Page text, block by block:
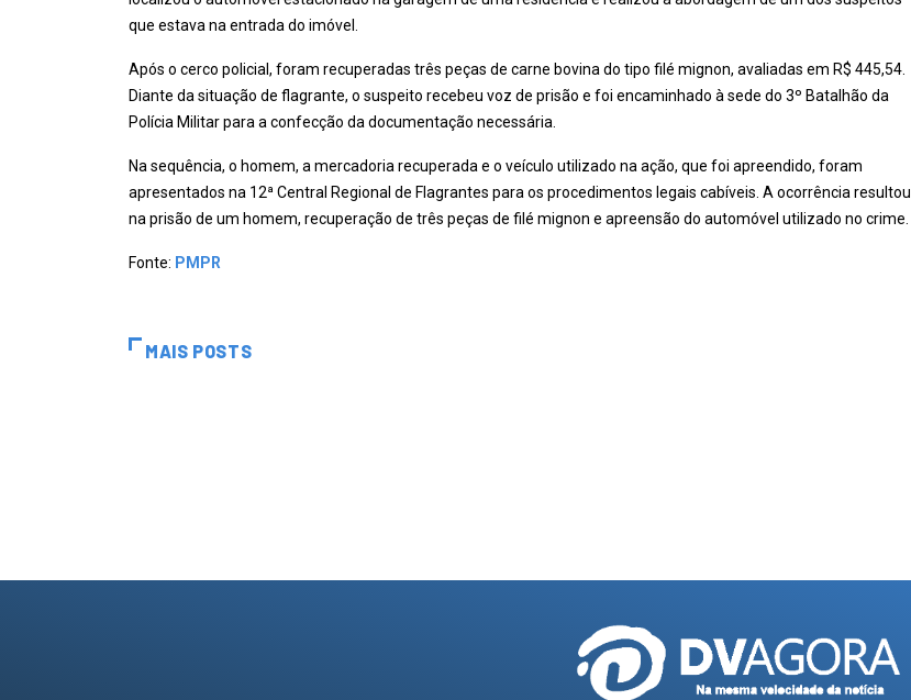
que estava na entrada do imóvel.
Após o cerco policial, foram recuperadas três peças de carne bovina do tipo filé mignon, avaliadas em R$ 445,54.
Diante da situação de flagrante, o suspeito recebeu voz de prisão e foi encaminhado à sede do 3º Batalhão da
Polícia Militar para a confecção da documentação necessária.
Na sequência, o homem, a mercadoria recuperada e o veículo utilizado na ação, que foi apreendido, foram
apresentados na 12ª Central Regional de Flagrantes para os procedimentos legais cabíveis. A ocorrência resultou
na prisão de um homem, recuperação de três peças de filé mignon e apreensão do automóvel utilizado no crime.
Fonte: PMPR
MAIS POSTS